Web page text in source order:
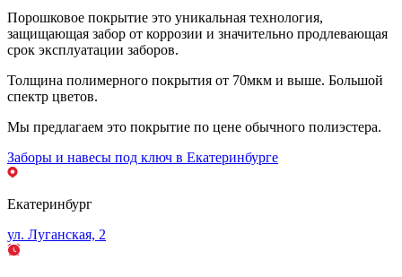
Порошковое покрытие это уникальная технология,
защищающая забор от коррозии и значительно продлевающая
срок эксплуатации заборов.
Толщина полимерного покрытия от 70мкм и выше. Большой
спектр цветов.
Мы предлагаем это покрытие по цене обычного полиэстера.
Заборы и навесы под ключ в Екатеринбурге
Екатеринбург
ул. Луганская, 2